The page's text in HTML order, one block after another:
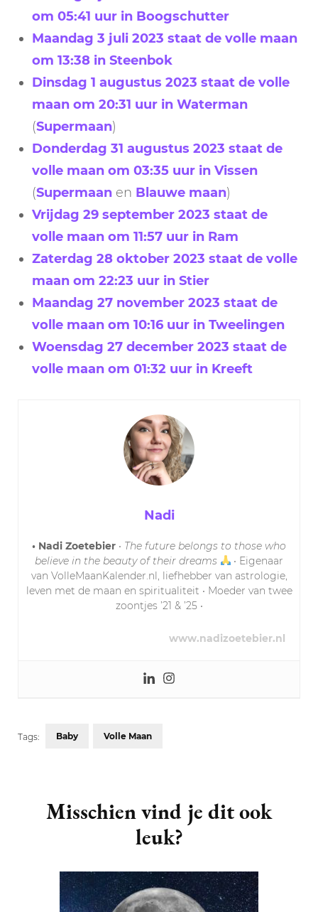
om 05:41 uur in Boogschutter
Maandag 3 juli 2023 staat de volle maan
om 13:38 in Steenbok
Dinsdag 1 augustus 2023 staat de volle
maan om 20:31 uur in Waterman
(Supermaan)
Donderdag 31 augustus 2023 staat de
volle maan om 03:35 uur in Vissen
(Supermaan en Blauwe maan)
Vrijdag 29 september 2023 staat de
volle maan om 11:57 uur in Ram
Zaterdag 28 oktober 2023 staat de volle
maan om 22:23 uur in Stier
Maandag 27 november 2023 staat de
volle maan om 10:16 uur in Tweelingen
Woensdag 27 december 2023 staat de
volle maan om 01:32 uur in Kreeft
Nadi
• Nadi Zoetebier • The future belongs to those who
believe in the beauty of their dreams
• Eigenaar
van VolleMaanKalender.nl, liefhebber van astrologie,
leven met de maan en spiritualiteit • Moeder van twee
zoontjes ’21 & ’25 •
www.nadizoetebier.nl
Tags: Baby Volle Maan
Navigation
Misschien vind je dit ook
leuk?